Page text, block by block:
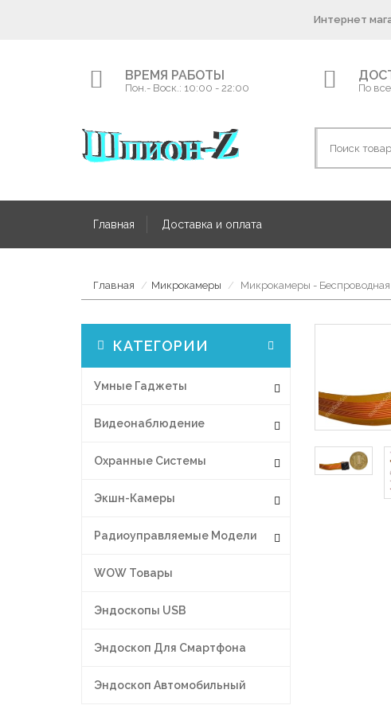
Интернет
ВРЕМЯ РАБОТЫ
Пон.- Воск.: 10:00 - 22:00 По
Главная Доставка и оплата
Главная Микрокамеры Микрокамеры -
КАТЕГОРИИ
Умные Гаджеты
Видеонаблюдение
Охранные Системы
Экшн-Камеры
Радиоуправляемые Модели
WOW Товары
Эндоскопы USB
Эндоскоп Для Смартфона
Эндоскоп Автомобильный